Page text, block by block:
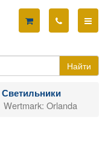
Найти
Светильники
Wertmark: Orlanda